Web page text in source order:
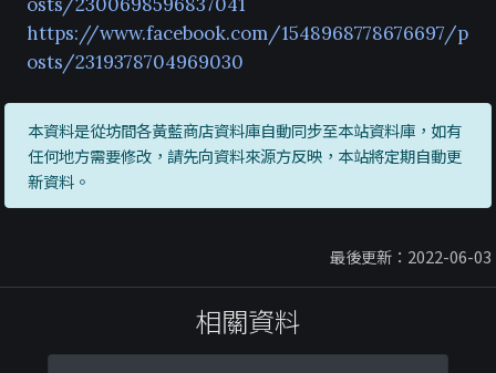
https://www.facebook.com/1548968778676697/p
osts/2319378704969030
本資料是從坊間各黃藍商店資料庫自動同步至本站資料庫，如有
任何地方需要修改，請先向資料來源方反映，本站將定期自動更
新資料。
最後更新：2022-06-03
相關資料